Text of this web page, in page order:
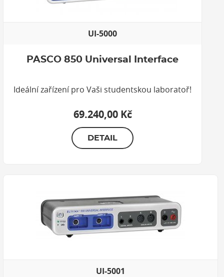
UI-5000
PASCO 850 Universal Interface
Ideální zařízení pro Vaši studentskou laboratoř!
69.240,00 Kč
DETAIL
UI-5001